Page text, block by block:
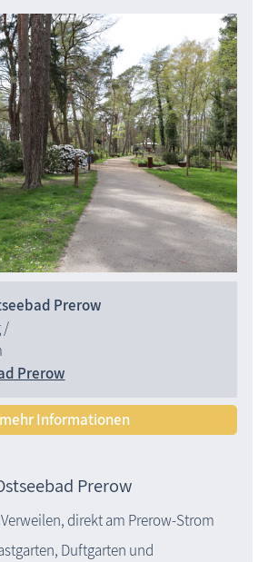
Prerow
/
Prerow
mehr Informationen
Prerow
direkt am Prerow-Strom
Duftgarten und